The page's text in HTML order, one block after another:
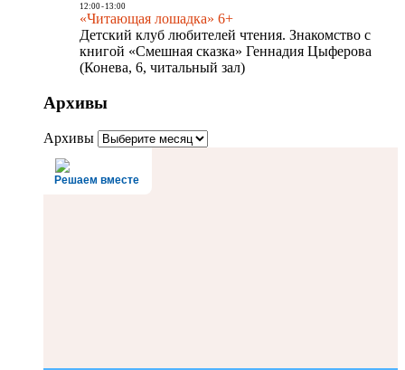
12:00- 13:00
«Читающая лошадка» 6+
Детский клуб любителей чтения. Знакомство с
книгой «Смешная сказка» Геннадия Цыферова
(Конева, 6, читальный зал)
Архивы
Архивы
Решаем вместе